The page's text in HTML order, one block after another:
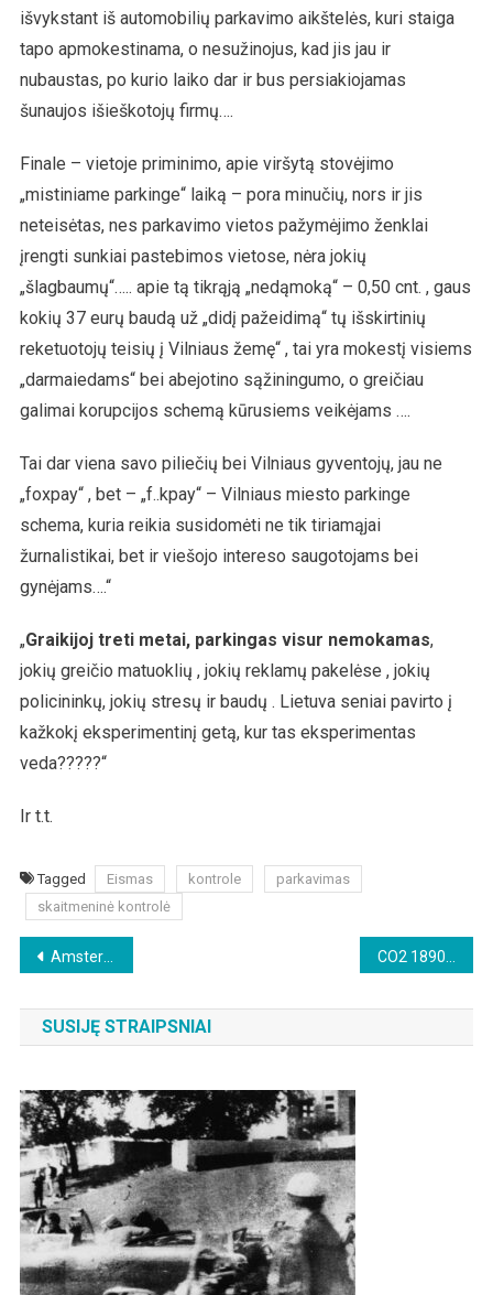
išvykstant iš automobilių parkavimo aikštelės, kuri staiga
tapo apmokestinama, o nesužinojus, kad jis jau ir
nubaustas, po kurio laiko dar ir bus persiakiojamas
šunaujos išieškotojų firmų….
Finale – vietoje priminimo, apie viršytą stovėjimo
„mistiniame parkinge“ laiką – pora minučių, nors ir jis
neteisėtas, nes parkavimo vietos pažymėjimo ženklai
įrengti sunkiai pastebimos vietose, nėra jokių
„šlagbaumų“….. apie tą tikrąją „nedąmoką“ – 0,50 cnt. , gaus
kokių 37 eurų baudą už „didį pažeidimą“ tų išskirtinių
reketuotojų teisių į Vilniaus žemę“ , tai yra mokestį visiems
„darmaiedams“ bei abejotino sąžiningumo, o greičiau
galimai korupcijos schemą kūrusiems veikėjams ….
Tai dar viena savo piliečių bei Vilniaus gyventojų, jau ne
„foxpay“ , bet – „f..kpay“ – Vilniaus miesto parkinge
schema, kuria reikia susidomėti ne tik tiriamąjai
žurnalistikai, bet ir viešojo intereso saugotojams bei
gynėjams….“
„Graikijoj treti metai, parkingas visur nemokamas,
jokių greičio matuoklių , jokių reklamų pakelėse , jokių
policininkų, jokių stresų ir baudų . Lietuva seniai pavirto į
kažkokį eksperimentinį getą, kur tas eksperimentas
veda?????“
Ir t.t.
Tagged Eismas kontrole
parkavimas
skaitmeninė kontrolė
Beitragsnavigation
Amsterdamo žydų medžioklė CO2 1890: 0,04% – CO2 2024: 0,04% – „Klimato mokestis visiems!“
SUSIJĘ STRAIPSNIAI